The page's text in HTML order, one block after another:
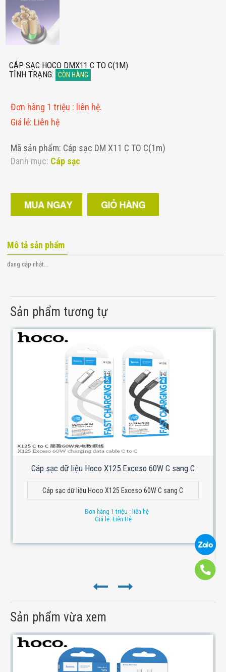
CÁP SẠC HOCO DMX11 C TO C(1M)
TÌNH TRẠNG: CÒN HÀNG
Đơn hàng 1 triệu : liên hệ.
Giá lẻ: Liên hệ
Mã sản phẩm: Cáp sạc DM X11 C TO C(1m)
Danh mục: Cáp sạc
Mô tả sản phẩm
đang cập nhật...
Sản phẩm tương tự
Cáp sạc dữ liệu Hoco X125 Exceso 60W C sang C
Cáp sạc dữ liệu Hoco X125 Exceso 60W C sang C
Đơn hàng 1 triệu : liên hệ
Giá lẻ: Liên Hệ
Sản phẩm vừa xem